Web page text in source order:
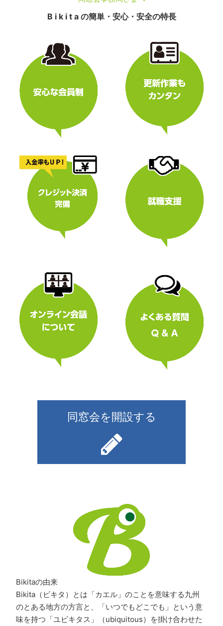
B i k i t a の簡単・安心・安全の特長
同窓会を開設する
Bikitaの由来
Bikita（ビキタ）とは「カエル」のことを意味する九州
のとある地方の方言と、「いつでもどこでも」という意
味を持つ「ユビキタス」（ubiquitous）を掛け合わせた